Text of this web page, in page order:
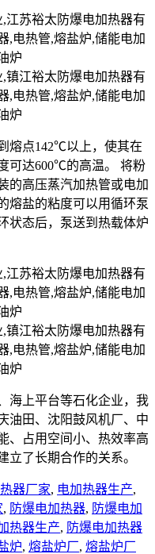
熔点142℃以上，使其在
可达600℃的高温。 将粉
的高压蒸汽加热管或电加
熔盐的粘度可以用循环泵
状态后，泵送到热载体炉
海上平台等石化企业，我
油田、沈阳鼓风机厂、中
、占用空间小、热效率高
立了长期合作的关系。
器厂家, 电加热器生产,
, 防爆电加热器, 防爆电加
热器生产, 防爆电加热器
炉, 熔盐炉厂, 熔盐炉厂